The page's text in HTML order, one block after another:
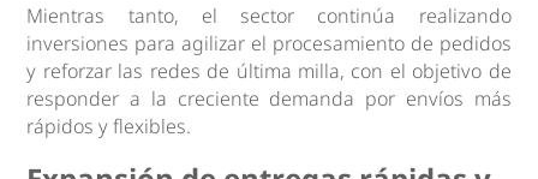
Mientras tanto, el sector continúa realizando
inversiones para agilizar el procesamiento de pedidos
y reforzar las redes de última milla, con el objetivo de
responder a la creciente demanda por envíos más
rápidos y flexibles.